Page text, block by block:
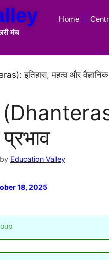
मंच
Home
by Education Valley
18, 2025